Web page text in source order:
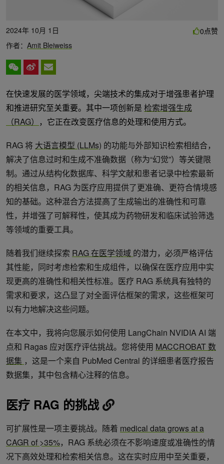
2024年 10月 1日
作者： Amit Bleiweiss
0点赞
在快速发展的医学领域，尖端技术的集成对于增强患者护理
和推进研究至关重要。其中一项创新是 检索增强生成
（RAG）
，它正在改变医疗信息的处理和使用方式。
RAG 将 大语言模型 (LLMs) 的功能与外部知识检索相结合，
解决了信息过时和生成不准确数据（称为“幻觉”）等关键限
制。通过从结构化数据库、科学文献和患者记录中检索最新
的相关信息，RAG 为医疗应用提供了更准确、更符合情境感
知的基础。这种混合方法提高了生成输出的准确性和可靠
性，并增强了可解释性，使其成为药物研发和临床试验筛选
等领域的重要工具。
随着我们继续探索 RAG 在医学领域 的潜力，必须严格评估
其性能，同时考虑检索和生成组件，以确保在医疗应用中实
现更高的准确性和相关性标准。医疗 RAG 系统具有独特的
需求和要求，这凸显了对全面评估框架的需求，这些框架可
以有力地解决这些问题。
在本文中，我将向您展示如何使用 LangChain NVIDIA AI 端
点和 Ragas 应对医疗评估挑战。您将使用 MACCROBAT 数
据集 ，这是一个来自 PubMed Central 的详细患者医疗报告
数据集，其中包含精心注释的信息。
医疗 RAG 的挑战
可扩展性是一项主要挑战。随着 medical data grows at a
CAGR of >35%，RAG 系统必须在不影响速度或准确性的情
况下高效处理和检索相关信息。这在实时应用中至关重要，